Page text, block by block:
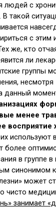
с
такой
с этим
же, кто
ли
группы
несмотря
данный
менее
восприятие
используют
более
в группе в
синонимом
может
чисто
занимает